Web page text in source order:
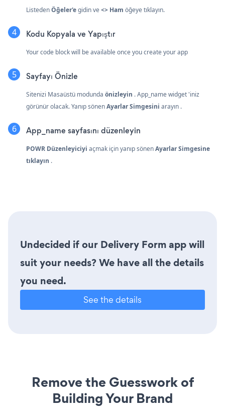
ListedenÖğeler'egidin ve<> Ham öğeye tıklayın.
Kodu Kopyala ve Yapıştır
Your code block will be available once you create your app
Sayfayı Önizle
Sitenizi Masaüstü modunda önizleyin . App_name widget 'iniz
görünür olacak. Yanıp sönenAyarlar Simgesini arayın .
App_name sayfasını düzenleyin
POWR Düzenleyiciyi açmak için yanıp sönenAyarlar Simgesine
tıklayın .
Undecided if our Delivery Form app will
suit your needs? We have all the details
you need.
See the details
Remove the Guesswork of
Building Your Brand